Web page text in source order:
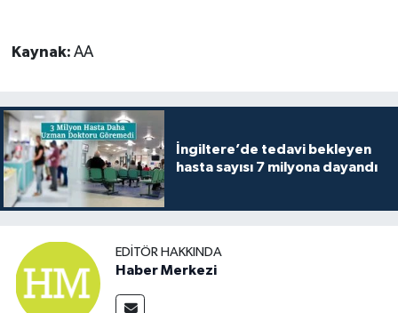
Kaynak: AA
İngiltere’de tedavi bekleyen
hasta sayısı 7 milyona dayandı
EDITÖR HAKKINDA
Haber Merkezi